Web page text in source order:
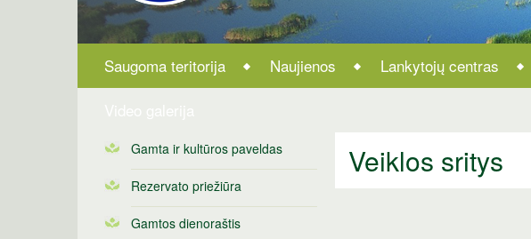
Saugoma teritorija Naujienos Lankytojų centras
Gamta ir kultūros paveldas
Rezervato priežiūra
Gamtos dienoraštis
Veiklos sritys